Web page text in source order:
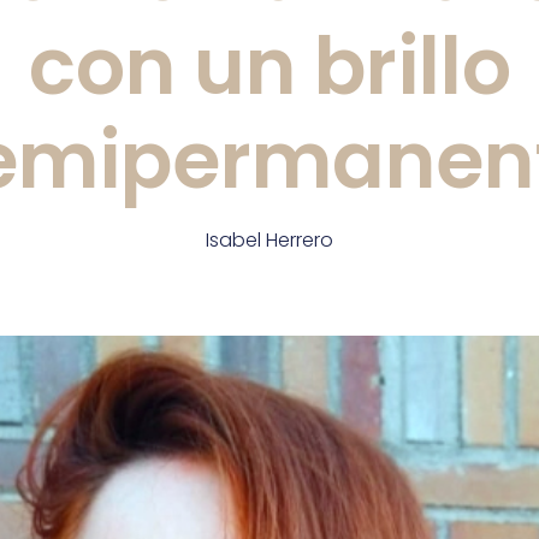
con un brillo
Isabel Herrero